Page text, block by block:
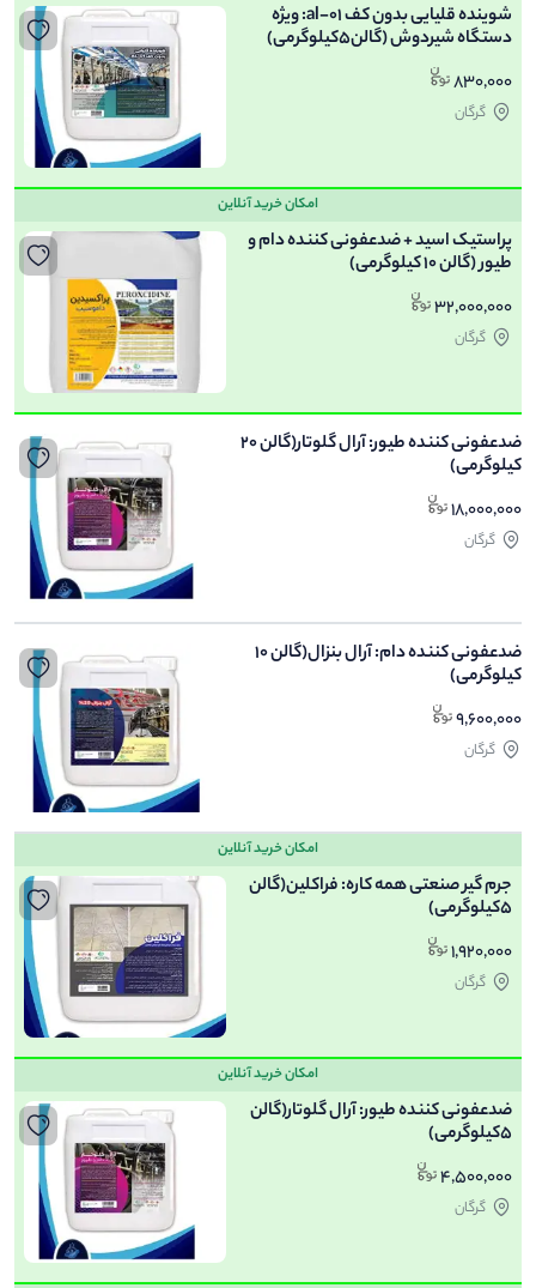
شوینده قلیایی بدون کف al-01: ویژه
دستگاه شیردوش (گالن5کیلوگرمی)
830,000
گرگان
امکان خرید آنلاین
پراستیک اسید + ضدعفونی کننده دام و
طیور (گالن 10 کیلوگرمی)
32,000,000
گرگان
ضدعفونی کننده طیور: آرال گلوتار(گالن 20
کیلوگرمی)
18,000,000
گرگان
ضدعفونی کننده دام: آرال بنزال(گالن 10
کیلوگرمی)
9,600,000
گرگان
امکان خرید آنلاین
جرم گیر صنعتی همه کاره: فراکلین(گالن
5کیلوگرمی)
1,920,000
گرگان
امکان خرید آنلاین
ضدعفونی کننده طیور: آرال گلوتار(گالن
5کیلوگرمی)
4,500,000
گرگان